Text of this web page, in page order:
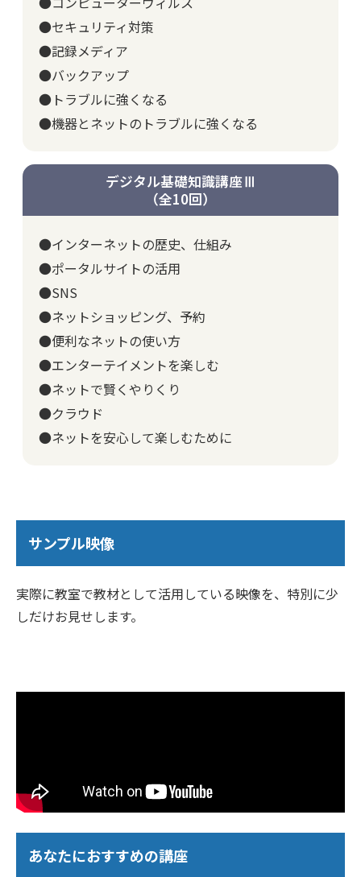
●セキュリティ対策
●記録メディア
●バックアップ
●トラブルに強くなる
●機器とネットのトラブルに強くなる
デジタル基礎知識講座Ⅲ
（全10回）
●インターネットの歴史、仕組み
●ポータルサイトの活用
●SNS
●ネットショッピング、予約
●便利なネットの使い方
●エンターテイメントを楽しむ
●ネットで賢くやりくり
●クラウド
●ネットを安心して楽しむために
サンプル映像
実際に教室で教材として活用している映像を、特別に少
しだけお見せします。
あなたにおすすめの講座